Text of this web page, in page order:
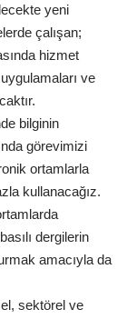
yeni
çalışan;
hizmet
ve
bilginin
görevimizi
ortamlarla
kullanacağız.
dergilerin
amacıyla da
sektörel ve